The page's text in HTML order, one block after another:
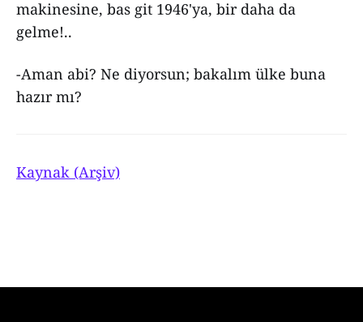
makinesine, bas git 1946'ya, bir daha da
gelme!..
-Aman abi? Ne diyorsun; bakalım ülke buna
hazır mı?
Kaynak (Arşiv)